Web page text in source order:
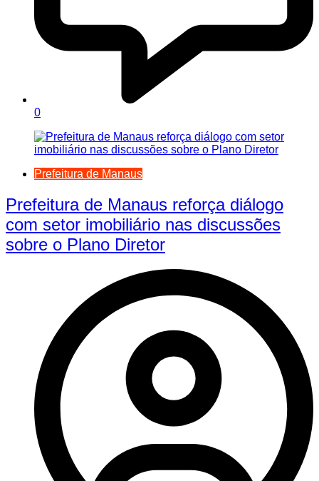
0
Prefeitura de Manaus
Prefeitura de Manaus reforça diálogo
com setor imobiliário nas discussões
sobre o Plano Diretor